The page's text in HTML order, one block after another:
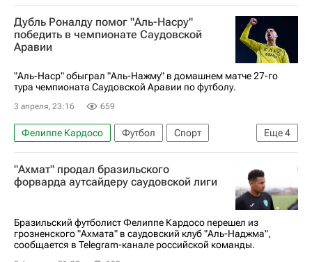
Дубль Роналду помог "Аль-Насру"
победить в чемпионате Саудовской
Аравии
"Аль-Наср" обыграл "Аль-Нажму" в домашнем матче 27-го
тура чемпионата Саудовской Аравии по футболу.
3 апреля, 23:16 659
Еще4
Фелиппе Кардосо Футбол
Спорт
Саудовская Аравия
Криштиану Роналду
Садио Мане
Аль-Наср
"Ахмат" продал бразильского
форварда аутсайдеру саудовской лиги
Бразильский футболист Фелиппе Кардосо перешел из
грозненского "Ахмата" в саудовский клуб "Аль-Наджма",
сообщается в Telegram-канале российской команды.